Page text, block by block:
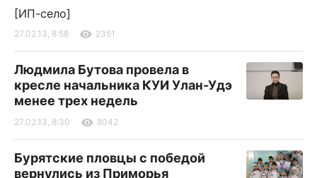
[ИП-село]
27.02.13, 8:58 2351
Людмила Бутова провела в
кресле начальника КУИ Улан-Удэ
менее трех недель
27.02.13, 8:30 8042
Бурятские пловцы с победой
вернулись из Приморья